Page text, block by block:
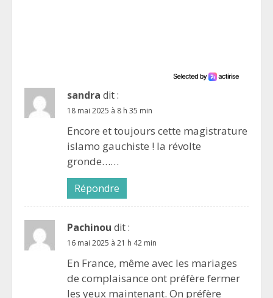
sandra dit :
18 mai 2025 à 8 h 35 min
Encore et toujours cette magistrature
islamo gauchiste ! la révolte
gronde……
Répondre
Pachinou dit :
16 mai 2025 à 21 h 42 min
En France, même avec les mariages
de complaisance ont préfère fermer
les yeux maintenant. On préfère